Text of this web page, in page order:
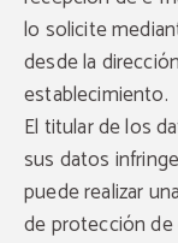
lo solicite
desde la
establecimiento.
El titular de los
sus datos
puede realizar
de protección